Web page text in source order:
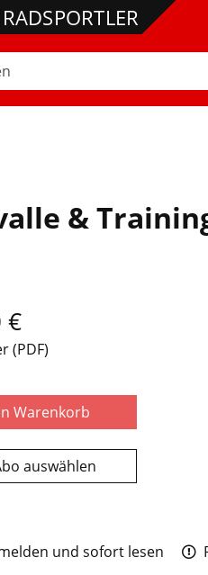
&
€
(PDF)
Warenkorb
auswählen
und sofort lesen